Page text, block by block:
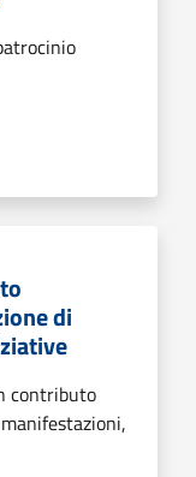
di
contributo